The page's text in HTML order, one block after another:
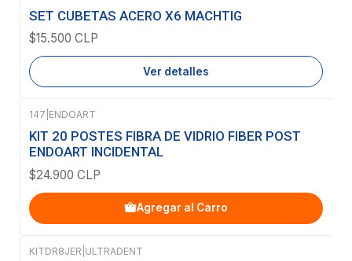
Agotado
SET CUBETAS ACERO X6 MACHTIG
$15.500 CLP
Ver detalles
147 ENDOART
KIT 20 POSTES FIBRA DE VIDRIO FIBER POST
ENDOART INCIDENTAL
$24.900 CLP
Agregar al Carro
KITDR8JER ULTRADENT